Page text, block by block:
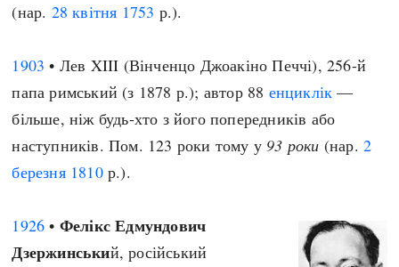
(нар. 28 квітня 1753 р.).
1903 • Лев XIII (Вінченцо Джоакіно Печчі), 256-й
папа римський (з 1878 р.); автор 88 енциклік —
більше, ніж будь-хто з його попередників або
наступників. Пом. 123 роки тому у93 роки (нар.2
березня 1810р.).
1926 • Фелікс Едмундович
Дзержинський, російський